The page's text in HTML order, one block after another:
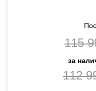
115
за
112